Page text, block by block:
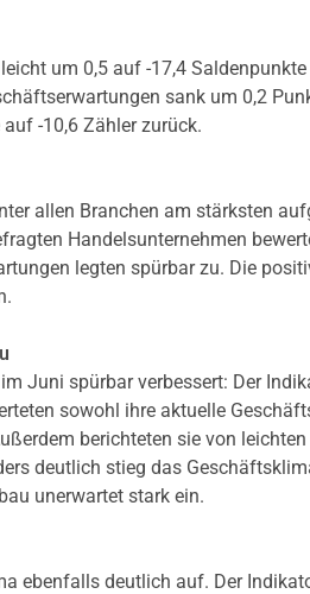
um 0,5 auf -17,4
sank um 0,2
-10,6 Zähler zurück.
allen Branchen am stärksten
Handelsunternehmen
legten spürbar zu. Die
Juni spürbar verbessert: Der
sowohl ihre aktuelle
berichteten sie von
deutlich stieg das
unerwartet stark ein.
ebenfalls deutlich auf. Der